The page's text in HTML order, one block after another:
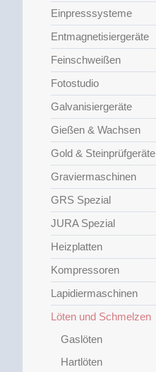
Einpresssysteme
Entmagnetisiergeräte
Feinschweißen
Fotostudio
Galvanisiergeräte
Gießen & Wachsen
Gold & Steinprüfgeräte
Graviermaschinen
GRS Spezial
JURA Spezial
Heizplatten
Kompressoren
Lapidiermaschinen
Löten und Schmelzen
Gaslöten
Hartlöten